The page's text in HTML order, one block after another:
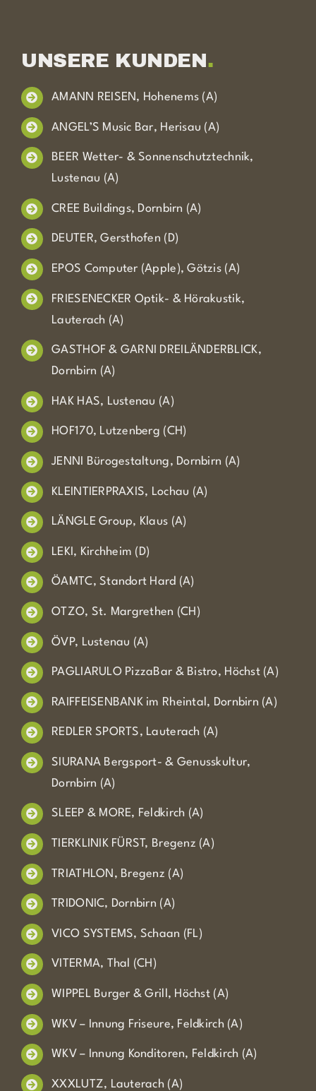
UNSERE KUNDEN.
AMANN REISEN, Hohenems (A)
ANGEL’S Music Bar, Herisau (A)
BEER Wetter- & Sonnenschutztechnik,
Lustenau (A)
CREE Buildings, Dornbirn (A)
DEUTER, Gersthofen (D)
EPOS Computer (Apple), Götzis (A)
FRIESENECKER Optik- & Hörakustik,
Lauterach (A)
GASTHOF & GARNI DREILÄNDERBLICK,
Dornbirn (A)
HAK HAS, Lustenau (A)
HOF170, Lutzenberg (CH)
JENNI Bürogestaltung, Dornbirn (A)
KLEINTIERPRAXIS, Lochau (A)
LÄNGLE Group, Klaus (A)
LEKI, Kirchheim (D)
ÖAMTC, Standort Hard (A)
OTZO, St. Margrethen (CH)
ÖVP, Lustenau (A)
PAGLIARULO PizzaBar & Bistro, Höchst (A)
RAIFFEISENBANK im Rheintal, Dornbirn (A)
REDLER SPORTS, Lauterach (A)
SIURANA Bergsport- & Genusskultur,
Dornbirn (A)
SLEEP & MORE, Feldkirch (A)
TIERKLINIK FÜRST, Bregenz (A)
TRIATHLON, Bregenz (A)
TRIDONIC, Dornbirn (A)
VICO SYSTEMS, Schaan (FL)
VITERMA, Thal (CH)
WIPPEL Burger & Grill, Höchst (A)
WKV – Innung Friseure, Feldkirch (A)
WKV – Innung Konditoren, Feldkirch (A)
XXXLUTZ, Lauterach (A)